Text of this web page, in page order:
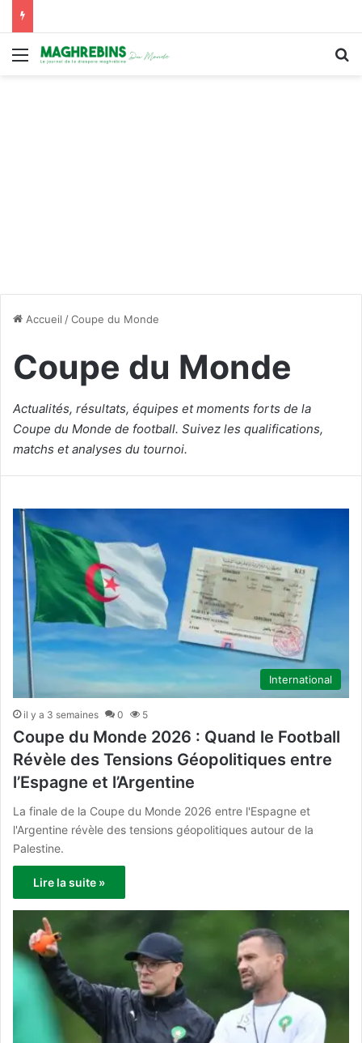
Menu
Accueil /Coupe du Monde
Coupe du Monde
Actualités, résultats, équipes et moments forts de la
Coupe du Monde de football. Suivez les qualifications,
matchs et analyses du tournoi.
International
il y a 3 semaines 0 5
Coupe du Monde 2026 : Quand le Football
Révèle des Tensions Géopolitiques entre
l’Espagne et l’Argentine
La finale de la Coupe du Monde 2026 entre l'Espagne et
l'Argentine révèle des tensions géopolitiques autour de la
Palestine.
Lire la suite »